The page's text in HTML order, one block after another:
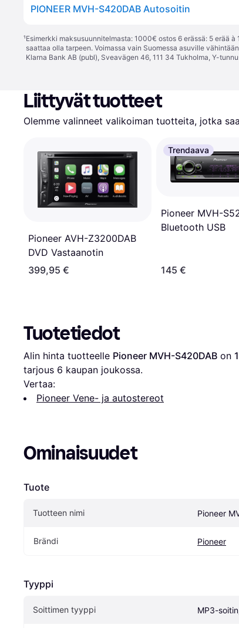
PIONEER MVH-S420DAB Autosoitin
¹Esimerkki maksusuunnitelmasta: 1000€ ostos 6 erässä: 5 erää
saattaa olla tarpeen. Voimassa vain Suomessa asuville
Klarna Bank AB (publ), Sveavägen 46, 111 34 Tukholma, Y-
Liittyvät tuotteet
Olemme valinneet valikoiman tuotteita, jotka
Pioneer AVH-Z3200DAB
DVD Vastaanotin
399,95 €
Trendaava
Pioneer MVH-
Bluetooth USB
145 €
Tuotetiedot
Alin hinta tuotteelle Pioneer MVH-S420DAB on
tarjous 6 kaupan joukossa.
Vertaa:
Pioneer Vene- ja autostereot
Ominaisuudet
Tuote
Tuotteen nimi Pioneer
Brändi Pioneer
Tyyppi
Soittimen tyyppi MP3-